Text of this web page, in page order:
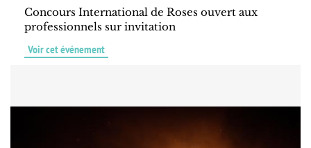
Concours International de Roses ouvert aux
professionnels sur invitation
Voir cet événement